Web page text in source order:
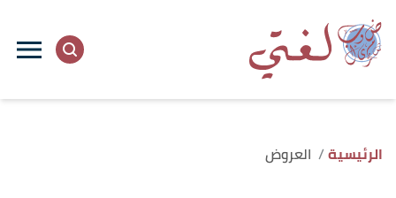
الرئيسية العروض